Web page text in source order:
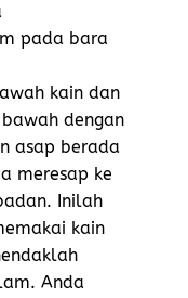
pada bara
kain dan
dengan
asap berada
meresap ke
Inilah
kain
Anda